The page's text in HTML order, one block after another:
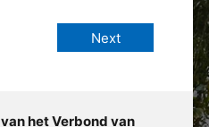
het Verbond van